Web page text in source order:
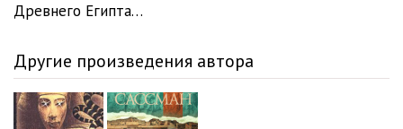
19_Oazis Dahla
21_Dahla 34:46
22_Oazis Dahla
Древнего Египта…
Другие произведения автора